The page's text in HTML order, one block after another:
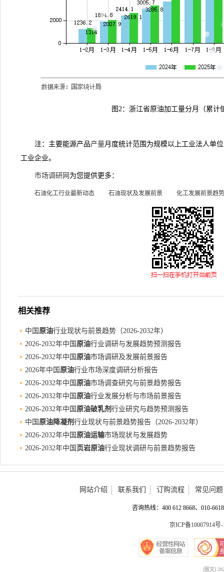
图2：浙江省原油加工量分月（累计
注：主要能源产品产量月度统计范围为规模以上工业法人单
工业企业。
市场调研网 为您提供更多：
石油化工行业最新动态 石油现状及发展前景 化工发展前景趋
相关推荐
中国 原油行业现状与前景趋势（2026-2032年）
2026-2032年中国 原油行业调研与发展趋势预测报告
2026-2032年中国 原油市场调研及发展前景报告
2026年中国 原油行业市场深度调研分析报告
2026-2032年中国 原油市场调查研究与前景趋势报告
2026-2032年中国 原油行业发展分析与市场前景报告
2026-2032年中国 原油破乳剂 行业研究与趋势预测报告
中国 原油降凝剂 行业现状与前景趋势报告（2026-2032年）
2026-2032年中国 原油运输市场现状与发展趋势
2026-2032年中国 页岩原油行业现状调研与前景趋势报告
网站介绍 联系我们 订购流程 常见问题
咨询热线：400 612 8668、010-
京ICP备10007914号-
[图文]